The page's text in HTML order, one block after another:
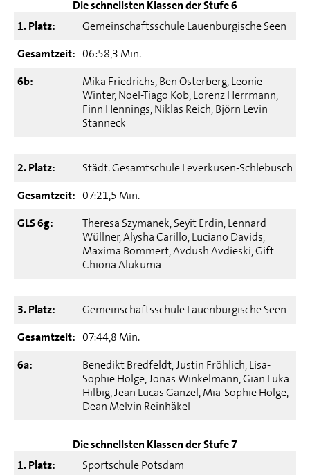
Die schnellsten Klassen der Stufe 6
1. Platz:
Gemeinschaftsschule Lauenburgische Seen
Gesamtzeit: 06:58,3 Min.
6b:
Mika Friedrichs, Ben Osterberg, Leonie
Winter, Noel-Tiago Kob, Lorenz Herrmann,
Finn Hennings, Niklas Reich, Björn Levin
Stanneck
2. Platz:
Städt. Gesamtschule Leverkusen-Schlebusch
Gesamtzeit: 07:21,5 Min.
GLS 6g:
Theresa Szymanek, Seyit Erdin, Lennard
Wüllner, Alysha Carillo, Luciano Davids,
Maxima Bommert, Avdush Avdieski, Gift
Chiona Alukuma
3. Platz:
Gemeinschaftsschule Lauenburgische Seen
Gesamtzeit: 07:44,8 Min.
6a:
Benedikt Bredfeldt, Justin Fröhlich, Lisa-
Sophie Hölge, Jonas Winkelmann, Gian Luka
Hilbig, Jean Lucas Ganzel, Mia-Sophie Hölge,
Dean Melvin Reinhäkel
Die schnellsten Klassen der Stufe 7
1. Platz:
Sportschule Potsdam